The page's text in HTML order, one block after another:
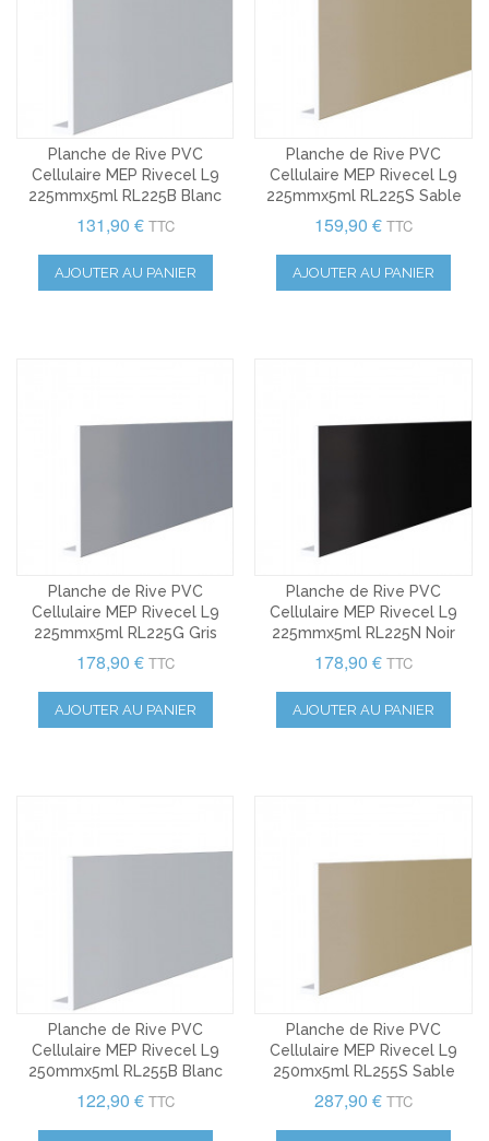
Planche de Rive PVC
Cellulaire MEP Rivecel L9
225mmx5ml RL225B Blanc
131,90 € TTC
AJOUTER AU PANIER
Planche de Rive PVC
Cellulaire MEP Rivecel L9
225mmx5ml RL225S Sable
159,90 € TTC
AJOUTER AU PANIER
Planche de Rive PVC
Cellulaire MEP Rivecel L9
225mmx5ml RL225G Gris
178,90 € TTC
AJOUTER AU PANIER
Planche de Rive PVC
Cellulaire MEP Rivecel L9
225mmx5ml RL225N Noir
178,90 € TTC
AJOUTER AU PANIER
Planche de Rive PVC
Cellulaire MEP Rivecel L9
250mmx5ml RL255B Blanc
122,90 € TTC
Planche de Rive PVC
Cellulaire MEP Rivecel L9
250mx5ml RL255S Sable
287,90 € TTC